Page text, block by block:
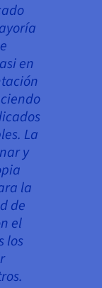
en
La
y
la
de
el
los